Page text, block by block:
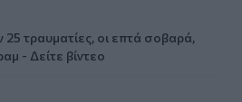
25 τραυματίες, οι επτά σοβαρά,
- Δείτε βίντεο